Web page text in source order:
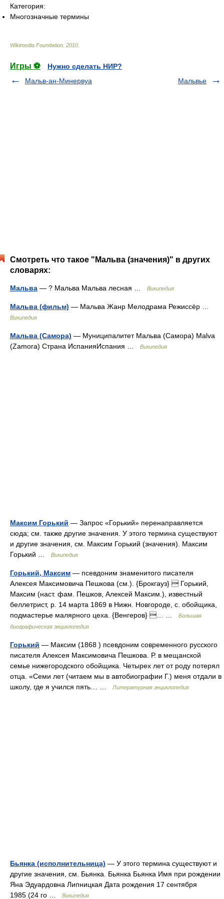
Категория:
Многозначные термины
Wikimedia Foundation 2010
Игры ⚽
Нужно сделать НИР?
Мальв-ан-Минервуа
Мальвье
Смотреть что такое "Мальва (значения)" в других
словарях:
Мальва — ? Мальва Мальва лесная … Википедия
Мальва (фильм) — Мальва Жанр Мелодрама Режиссёр …
Википедия
Мальва (Самора) — Муниципалитет Мальва (Самора) Malva
(Zamora) Страна ИспанияИспания …
Википедия
Максим Горький — Запрос «Горький» перенаправляется
сюда; см. также другие значения. У этого термина существуют
и другие значения, см. Максим Горький (значения). Максим
Горький …
Википедия
Горький, Максим — псевдоним знаменитого писателя
Алексея Максимовича Пешкова (см.). {Брокгауз}  Горький,
Максим (наст. фам. Пешков, Алексей Максим.), известный
беллетрист, р. 14 марта 1869 в Нижн. Новгороде, с. обойщика,
подмастерье малярного цеха. {Венгеров} … …
Большая
биографическая энциклопедия
Горький — Максим (1868 ) псевдоним современного русского
писателя Алексея Максимовича Пешкова. Р. в мещанской
семье нижегородского обойщика. Четырех лет от роду потерял
отца. «Семи лет (читаем мы в автобиографии Г.) меня отдали в
школу, где я учился пять… …
Литературная энциклопедия
Бьянка (исполнительница) — У этого термина существуют и
другие значения, см. Бьянка. Бьянка Бьянка Имя при рождении
Яна Эдуардовна Липницкая Дата рождения 17 сентября
1985 (24 го …
Википедия